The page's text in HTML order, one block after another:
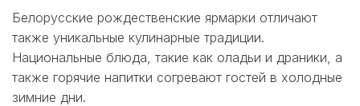
Белорусские рождественские ярмарки отличают
также уникальные кулинарные традиции.
Национальные блюда, такие как оладьи и драники, а
также горячие напитки согревают гостей в холодные
зимние дни.